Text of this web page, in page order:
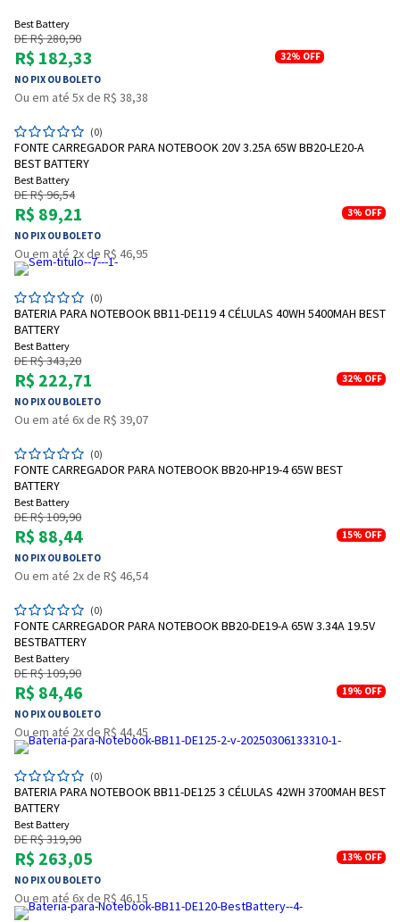
Entrega Flash
Cartão de crédito
Pagamento via Pix
Retire na Loja
Best Battery
DE R$ 280,90
R$ 182,33
NO PIX OU BOLETO
32% OFF
Ou em até 5x de R$ 38,38
(0)
FONTE CARREGADOR PARA NOTEBOOK 20V 3.25A 65W BB20-LE20-A
BEST BATTERY
Best Battery
DE R$ 96,54
R$ 89,21
NO PIX OU BOLETO
3% OFF
Ou em até 2x de R$ 46,95
(0)
BATERIA PARA NOTEBOOK BB11-DE119 4 CÉLULAS 40WH 5400MAH BEST
BATTERY
Best Battery
DE R$ 343,20
R$ 222,71
NO PIX OU BOLETO
32% OFF
Ou em até 6x de R$ 39,07
(0)
FONTE CARREGADOR PARA NOTEBOOK BB20-HP19-4 65W BEST
BATTERY
Best Battery
DE R$ 109,90
R$ 88,44
NO PIX OU BOLETO
15% OFF
Ou em até 2x de R$ 46,54
(0)
FONTE CARREGADOR PARA NOTEBOOK BB20-DE19-A 65W 3.34A 19.5V
BESTBATTERY
Best Battery
DE R$ 109,90
R$ 84,46
NO PIX OU BOLETO
19% OFF
Ou em até 2x de R$ 44,45
(0)
BATERIA PARA NOTEBOOK BB11-DE125 3 CÉLULAS 42WH 3700MAH BEST
BATTERY
Best Battery
DE R$ 319,90
R$ 263,05
NO PIX OU BOLETO
13% OFF
Ou em até 6x de R$ 46,15